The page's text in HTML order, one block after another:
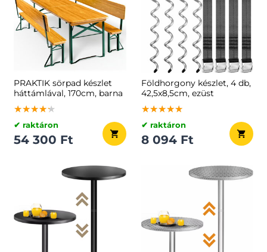
PRAKTIK sörpad készlet
háttámlával, 170cm, barna
★★★★★
★★★★★
★★★★★
✔ raktáron
54 300 Ft
Földhorgony készlet, 4 db,
42,5x8,5cm, ezüst
★★★★★
★★★★★
★★★★★
✔ raktáron
8 094 Ft